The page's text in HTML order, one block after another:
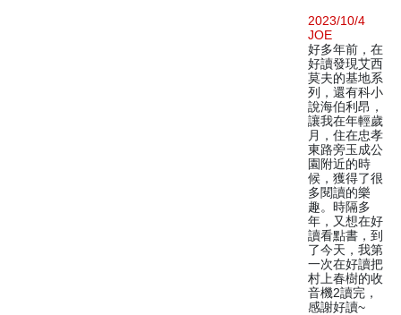
2023/10/4
JOE
好多年前，在
好讀發現艾西
莫夫的基地系
列，還有科小
說海伯利昂，
讓我在年輕歲
月，住在忠孝
東路旁玉成公
園附近的時
候，獲得了很
多閱讀的樂
趣。時隔多
年，又想在好
讀看點書，到
了今天，我第
一次在好讀把
村上春樹的收
音機2讀完，
感謝好讀~